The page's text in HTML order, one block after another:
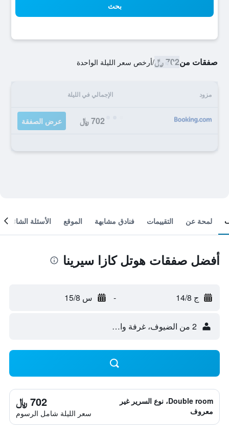
بحث
صفقات من702 ﷼ /أرخص سعر الليلة الواحدة
مزود الإجمالي في الليلة
702 ﷼ عرض الصفقة
لمحة عن التقييمات فنادق مشابهة الموقع الأسئلة الشائعة
أفضل صفقات هوتل كازا سيرينا
ج 14/8 - س 15/8
2 من الضيوف، غرفة واحدة
Double room، نوع السرير غير
معروف
702 ﷼
سعر الليلة شامل الرسوم